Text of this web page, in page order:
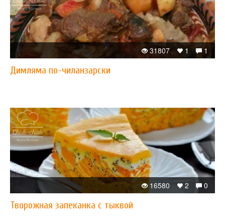
1
1
31807
Димляма по-чиланзарски
0
2
16580
Творожная запеканка с тыквой